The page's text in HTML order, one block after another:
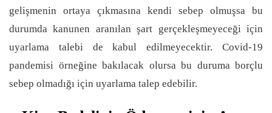
gelişmenin ortaya çıkmasına kendi sebep olmuşsa bu
durumda kanunen aranılan şart gerçekleşmeyeceği için
uyarlama talebi de kabul edilmeyecektir. Covid-19
pandemisi örneğine bakılacak olursa bu duruma borçlu
sebep olmadığı için uyarlama talep edebilir.